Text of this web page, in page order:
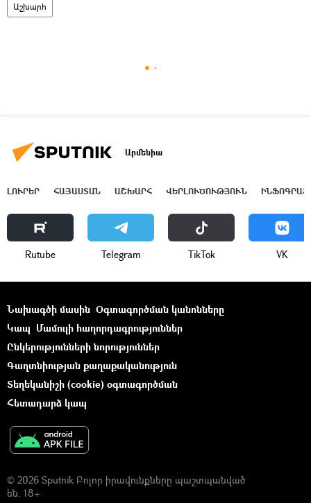
Աշխարհ
Արմենիա
ԼՈՒՐԵՐ ՀԱՅԱՍՏԱՆ ԱՇԽԱՐՀ ՎԵՐԼՈՒԾՈՒԹՅՈՒՆ
Rutube Telegram ТikТоk VK
Նախագծի մասին Օգտագործման կանոնները
Կապ Մամուլի հաղորդագրություններ
Ընկերությունների նորություններ
Գաղտնիության քաղաքականություն
Տեղեկանիշի (cookie) օգտագործման
Հետադարձ կապ
© 2026 Sputnik Բոլոր իրավունքները պաշտպանված
են. 18+